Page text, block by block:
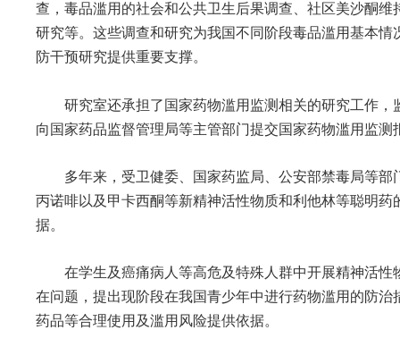
查，毒品滥用的社会和公共卫生后果调查、社区美沙酮
研究等。这些调查和研究为我国不同阶段毒品滥用基本
防干预研究提供重要支撑。
研究室还承担了国家药物滥用监测相关的研究工作
向国家药品监督管理局等主管部门提交国家药物滥用监
多年来，受卫健委、国家药监局、公安部禁毒局等部
丙诺啡以及甲卡西酮等新精神活性物质和利他林等聪明
据。
在学生及癌痛病人等高危及特殊人群中开展精神活性
在问题，提出现阶段在我国青少年中进行药物滥用的防
药品等合理使用及滥用风险提供依据。